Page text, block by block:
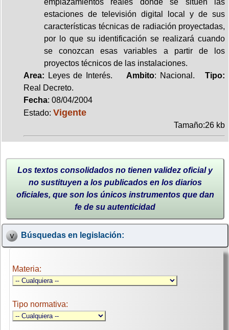
estaciones de televisión digital local y de sus
características técnicas de radiación proyectadas,
por lo que su identificación se realizará cuando
se conozcan esas variables a partir de los
proyectos técnicos de las instalaciones.
Area: Leyes de Interés. Ambito: Nacional.Tipo:
Real Decreto.
Fecha: 08/04/2004
Estado: Vigente
Tamaño:26 kb
Los textos consolidados no tienen validez oficial y
no sustituyen a los publicados en los diarios
oficiales, que son los únicos instrumentos que dan
fe de su autenticidad
Búsquedas en legislación:
Materia:
Tipo normativa: